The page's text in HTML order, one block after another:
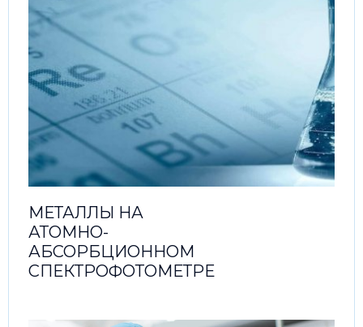
МЕТАЛЛЫ НА
АТОМНО-
АБСОРБЦИОННОМ
СПЕКТРОФОТОМЕТРЕ